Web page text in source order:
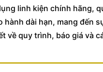
linh kiện chính hãng,
dài hạn, mang đến
về quy trình, báo giá và